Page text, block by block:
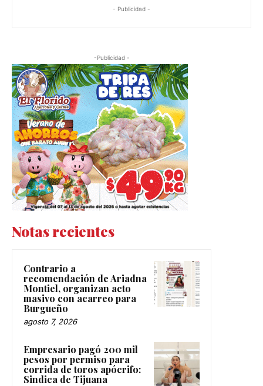
- Publicidad -
-Publicidad -
Notas recientes
Contrario a
recomendación de Ariadna
Montiel, organizan acto
masivo con acarreo para
Burgueño
agosto 7, 2026
Empresario pagó 200 mil
pesos por permiso para
corrida de toros apócrifo:
Sindica de Tijuana